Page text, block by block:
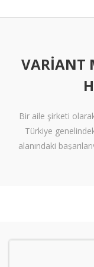
VARIANT
Bir aile şirketi
Türkiye
alanındaki